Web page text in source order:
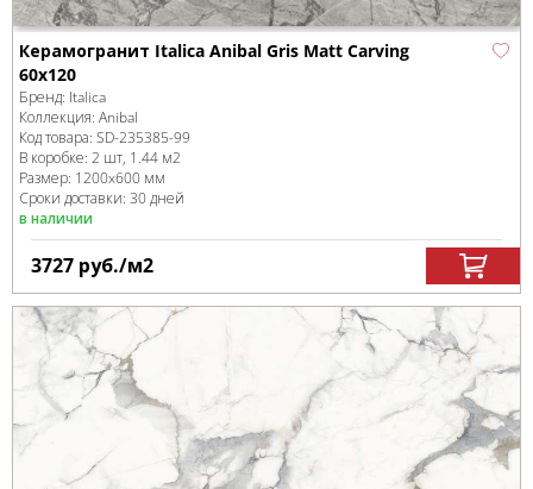
Керамогранит Italica Anibal Gris Matt Carving
60х120
Бренд: Italica
Коллекция: Anibal
Код товара: SD-235385-99
В коробке: 2 шт, 1.44 м2
Размер: 1200x600 мм
Сроки доставки: 30 дней
в наличии
3727 руб./м2